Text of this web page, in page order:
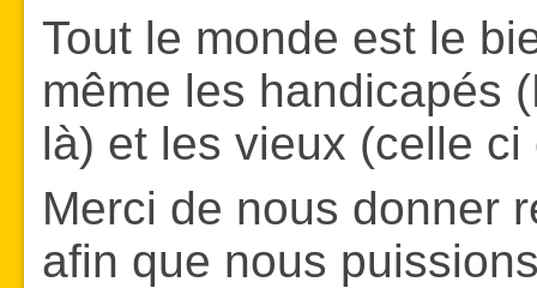
Tout le monde est le
même les handicapés
là) et les vieux (celle
Merci de nous donner
afin que nous